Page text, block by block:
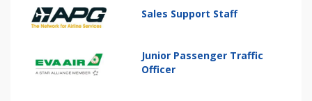
Sales Support Staff
Junior Passenger Traffic
Officer